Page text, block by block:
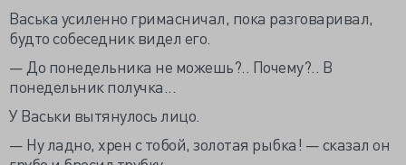
Васька усиленно гримасничал, пока разговаривал,
будто собеседник видел его.
— До понедельника не можешь?.. Почему?.. В
понедельник получка...
У Васьки вытянулось лицо.
— Ну ладно, хрен с тобой, золотая рыбка! — сказал он